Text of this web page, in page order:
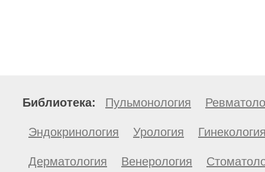
Библиотека: Пульмонология
Эндокринология Урология
Дерматология Венерология